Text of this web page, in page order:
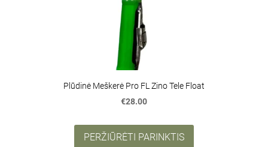
Plūdinė Meškerė Pro FL Zino Tele Float
€28.00
PERŽIŪRĖTI PARINKTIS